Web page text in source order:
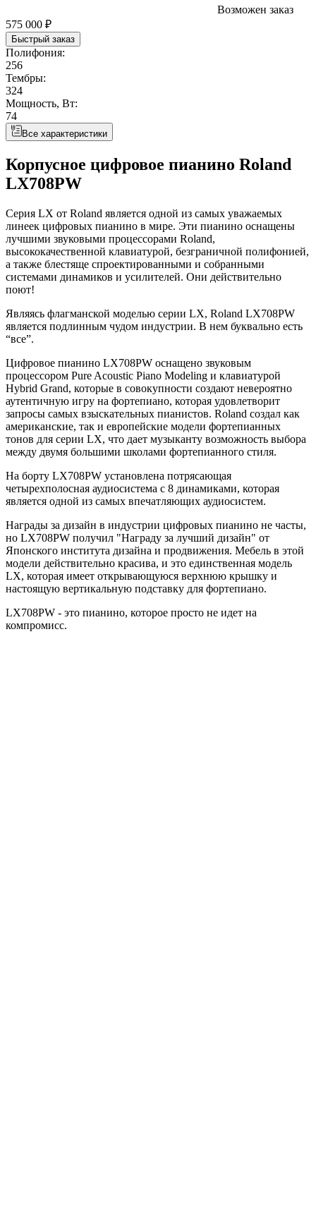
Возможен заказ
575 000 ₽
Быстрый заказ
Полифония:
256
Тембры:
324
Мощность, Вт:
74
Все характеристики
Корпусное цифровое пианино Roland
LX708PW
Серия LX от Roland является одной из самых уважаемых
линеек цифровых пианино в мире. Эти пианино оснащены
лучшими звуковыми процессорами Roland,
высококачественной клавиатурой, безграничной полифонией,
а также блестяще спроектированными и собранными
системами динамиков и усилителей. Они действительно
поют!
Являясь флагманской моделью серии LX, Roland LX708PW
является подлинным чудом индустрии. В нем буквально есть
“все”.
Цифровое пианино LX708PW оснащено звуковым
процессором Pure Acoustic Piano Modeling и клавиатурой
Hybrid Grand, которые в совокупности создают невероятно
аутентичную игру на фортепиано, которая удовлетворит
запросы самых взыскательных пианистов. Roland создал как
американские, так и европейские модели фортепианных
тонов для серии LX, что дает музыканту возможность выбора
между двумя большими школами фортепианного стиля.
На борту LX708PW установлена потрясающая
четырехполосная аудиосистема с 8 динамиками, которая
является одной из самых впечатляющих аудиосистем.
Награды за дизайн в индустрии цифровых пианино не часты,
но LX708PW получил "Награду за лучший дизайн" от
Японского института дизайна и продвижения. Мебель в этой
модели действительно красива, и это единственная модель
LX, которая имеет открывающуюся верхнюю крышку и
настоящую вертикальную подставку для фортепиано.
LX708PW - это пианино, которое просто не идет на
компромисс.